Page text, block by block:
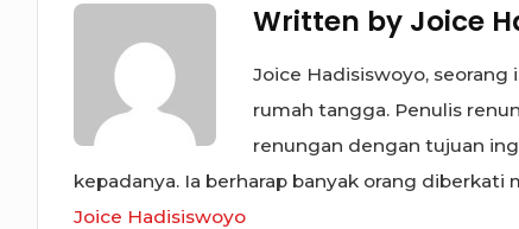
Written by Joice
Joice Hadisiswoyo,
rumah tangga. Penulis
renungan dengan tujuan
kepadanya. Ia berharap banyak orang
Joice Hadisiswoyo